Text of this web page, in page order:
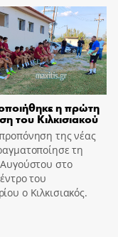
η πρώτη
του Κιλκισιακού
της νέας
τη
στο
του
ο Κιλκισιακός.